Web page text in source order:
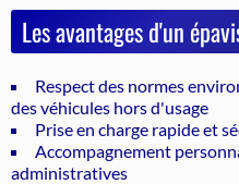
Les avantages d'un
Respect des normes
des véhicules hors d'usage
Prise en charge rapide et
Accompagnement
administratives